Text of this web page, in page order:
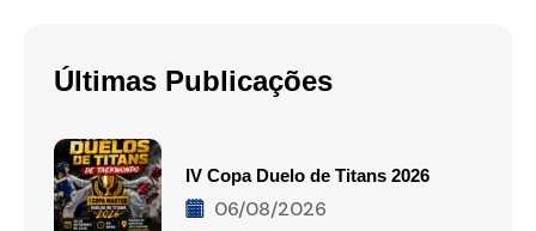
Últimas Publicações
IV Copa Duelo de Titans 2026
06/08/2026